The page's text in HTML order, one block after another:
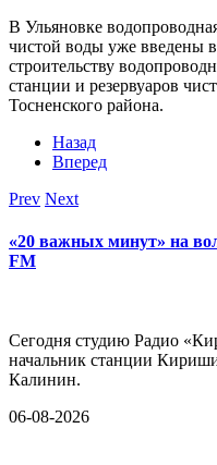
В Ульяновке
чистой воды уже введены
строительству
станции и резервуаров
Тосненского района.
Назад
Вперед
Prev Next
«20 важных минут» на
FM
Сегодня студию Радио
начальник станции
Калинин.
06-08-2026